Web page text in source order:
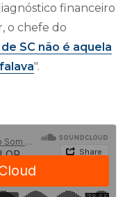
financeiro
o chefe do
SC não é aquela
".